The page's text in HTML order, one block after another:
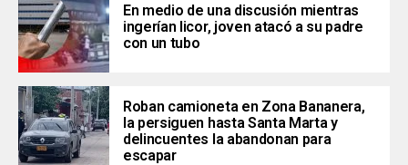
En medio de una discusión mientras
ingerían licor, joven atacó a su padre
con un tubo
Roban camioneta en Zona Bananera,
la persiguen hasta Santa Marta y
delincuentes la abandonan para
escapar